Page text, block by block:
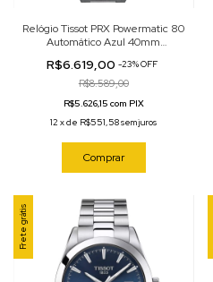
Relógio Tissot PRX Powermatic 80
Automático Azul 40mm
R$6.619,00 -23%OFF
R$8.589,00
R$5.626,15 com PIX
12 xde R$551,58sem juros
Comprar
Frete grátis